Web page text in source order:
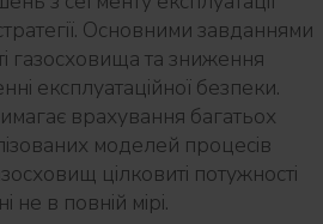
Основними завданнями
газосховища та зниження
експлуатаційної безпеки.
врахування багатьох
моделей процесів
цілковиті потужності
в повній мірі.